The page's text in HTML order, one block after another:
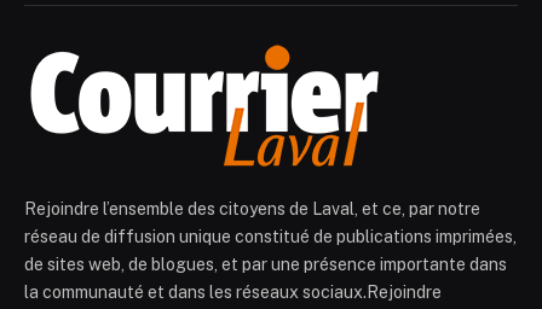
Rejoindre l’ensemble des citoyens de Laval, et ce, par notre
réseau de diffusion unique constitué de publications imprimées,
de sites web, de blogues, et par une présence importante dans
la communauté et dans les réseaux sociaux.Rejoindre